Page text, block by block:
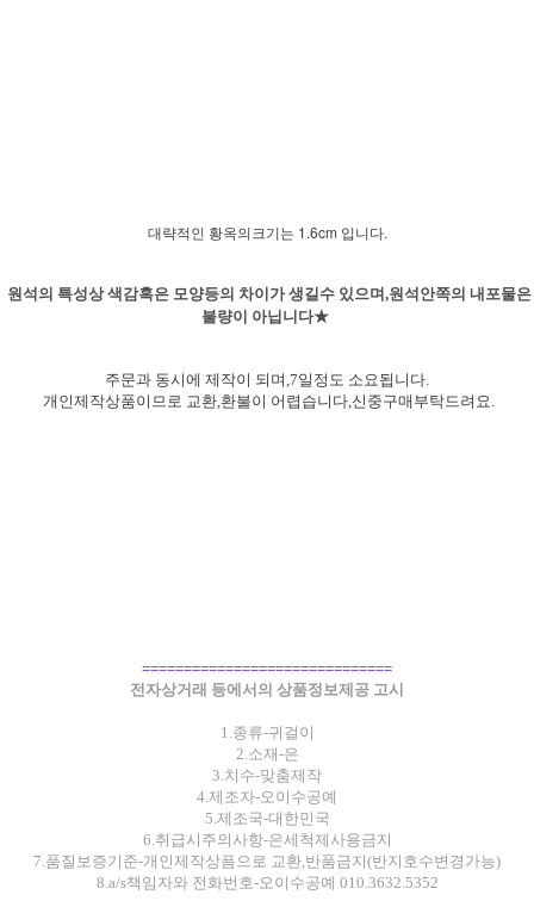
대략적인 황옥의크기는 1.6cm 입니다.
원석의 특성상 색감혹은 모양등의 차이가 생길수 있으며,원석안쪽의 내포물은
불량이 아닙니다★
주문과 동시에 제작이 되며,7일정도 소요됩니다.
개인제작상품이므로 교환,환불이 어렵습니다,신중구매부탁드려요.
==============================
전자상거래 등에서의 상품정보제공 고시
1.종류-귀걸이
2.소재-은
3.치수-맞춤제작
4.제조자-오이수공예
5.제조국-대한민국
6.취급시주의사항-은세척제사용금지
7.품질보증기준-개인제작상픔으로 교환,반품금지(반지호수변경가능)
8.a/s책임자와 전화번호-오이수공예 010.3632.5352